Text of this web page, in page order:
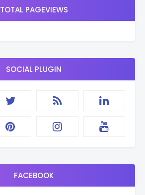
TOTAL PAGEVIEWS
SOCIAL PLUGIN
FACEBOOK